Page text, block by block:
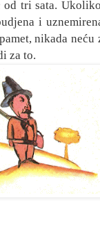
od tri sata.
i
, nikada neću
za to.